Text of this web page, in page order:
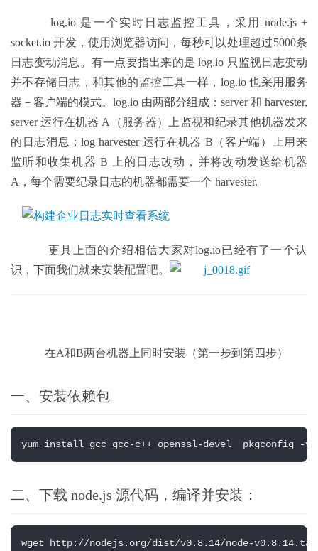
    log.io 是一个实时日志监控工具，采用 node.js +
socket.io 开发，使用浏览器访问，每秒可以处理超过5000条
日志变动消息。有一点要指出来的是 log.io 只监视日志变动
并不存储日志，和其他的监控工具一样，log.io 也采用服务
器－客户端的模式。log.io 由两部分组成：server 和 harvester,
server 运行在机器 A（服务器）上监视和纪录其他机器发来
的日志消息；log harvester 运行在机器 B（客户端）上用来
监听和收集机器 B 上的日志改动，并将改动发送给机器
A，每个需要纪录日志的机器都需要一个 harvester.
识，下面我们就来安装配置吧。
    在A和B两台机器上同时安装（第一步到第四步）
一、安装依赖包
yum install gcc gcc-c++ openssl-devel  pkgconfig -y
二、下载 node.js 源代码，编译并安装：
wget http://nodejs.org/dist/v0.8.14/node-